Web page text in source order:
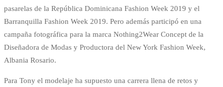
pasarelas de la República Dominicana Fashion Week 2019 y el
Barranquilla Fashion Week 2019. Pero además participó en una
campaña fotográfica para la marca Nothing2Wear Concept de la
Diseñadora de Modas y Productora del New York Fashion Week,
Albania Rosario.
Para Tony el modelaje ha supuesto una carrera llena de retos y